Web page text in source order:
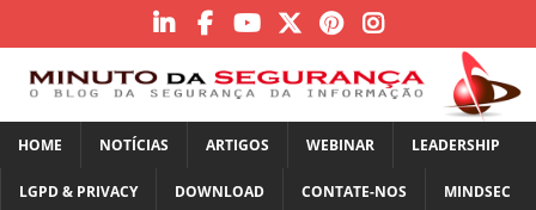
HOME NOTÍCIAS ARTIGOS WEBINAR LEADERSHIP
LGPD & PRIVACY DOWNLOAD CONTATE-NOS MINDSEC